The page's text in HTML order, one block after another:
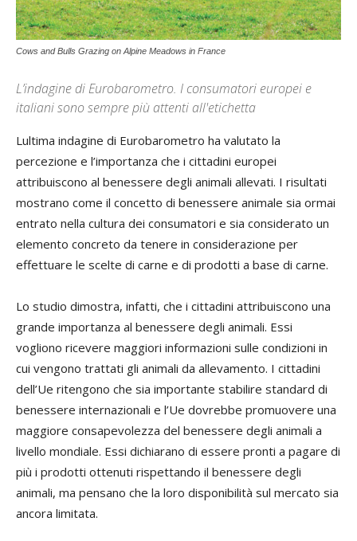
Cows and Bulls Grazing on Alpine Meadows in France
L’indagine di Eurobarometro. I consumatori europei e
italiani sono sempre più attenti all'etichetta
Lultima indagine di Eurobarometro ha valutato la
percezione e l’importanza che i cittadini europei
attribuiscono al benessere degli animali allevati. I risultati
mostrano come il concetto di benessere animale sia ormai
entrato nella cultura dei consumatori e sia considerato un
elemento concreto da tenere in considerazione per
effettuare le scelte di carne e di prodotti a base di carne.
Lo studio dimostra, infatti, che i cittadini attribuiscono una
grande importanza al benessere degli animali. Essi
vogliono ricevere maggiori informazioni sulle condizioni in
cui vengono trattati gli animali da allevamento. I cittadini
dell’Ue ritengono che sia importante stabilire standard di
benessere internazionali e l’Ue dovrebbe promuovere una
maggiore consapevolezza del benessere degli animali a
livello mondiale. Essi dichiarano di essere pronti a pagare di
più i prodotti ottenuti rispettando il benessere degli
animali, ma pensano che la loro disponibilità sul mercato sia
ancora limitata.